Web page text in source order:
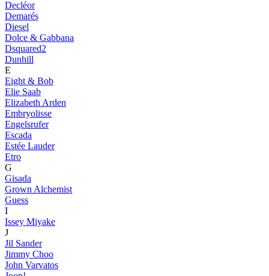
Decléor
Demarés
Diesel
Dolce & Gabbana
Dsquared2
Dunhill
E
Eight & Bob
Elie Saab
Elizabeth Arden
Embryolisse
Engelsrufer
Escada
Estée Lauder
Etro
G
Gisada
Grown Alchemist
Guess
I
Issey Miyake
J
Jil Sander
Jimmy Choo
John Varvatos